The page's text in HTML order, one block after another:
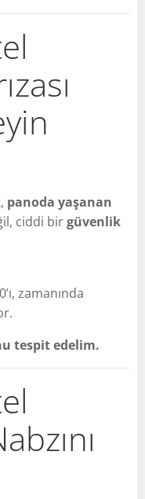
, panoda yaşanan
ciddi birgüvenlik
zamanında
tespit edelim.